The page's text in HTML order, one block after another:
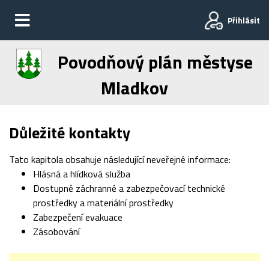
Přihlásit
Povodňový plán městyse
Mladkov
Důležité kontakty
Tato kapitola obsahuje následující neveřejné informace:
Hlásná a hlídková služba
Dostupné záchranné a zabezpečovací technické
prostředky a materiální prostředky
Zabezpečení evakuace
Zásobování